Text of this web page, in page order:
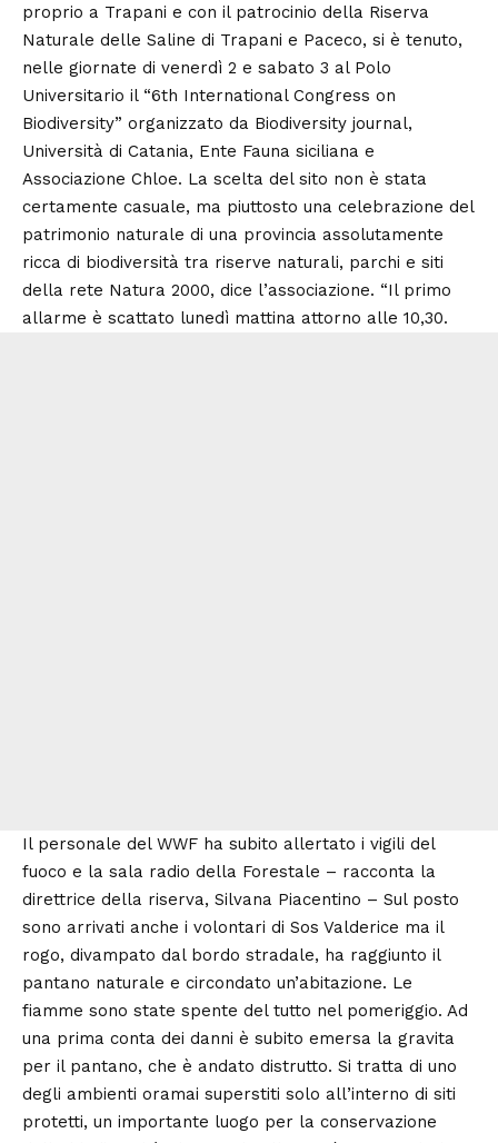
proprio a Trapani e con il patrocinio della Riserva
Naturale delle Saline di Trapani e Paceco, si è tenuto,
nelle giornate di venerdì 2 e sabato 3 al Polo
Universitario il “6th International Congress on
Biodiversity” organizzato da Biodiversity journal,
Università di Catania, Ente Fauna siciliana e
Associazione Chloe. La scelta del sito non è stata
certamente casuale, ma piuttosto una celebrazione del
patrimonio naturale di una provincia assolutamente
ricca di biodiversità tra riserve naturali, parchi e siti
della rete Natura 2000, dice l’associazione. “Il primo
allarme è scattato lunedì mattina attorno alle 10,30.
Il personale del WWF ha subito allertato i vigili del
fuoco e la sala radio della Forestale – racconta la
direttrice della riserva, Silvana Piacentino – Sul posto
sono arrivati anche i volontari di Sos Valderice ma il
rogo, divampato dal bordo stradale, ha raggiunto il
pantano naturale e circondato un’abitazione. Le
fiamme sono state spente del tutto nel pomeriggio. Ad
una prima conta dei danni è subito emersa la gravita
per il pantano, che è andato distrutto. Si tratta di uno
degli ambienti oramai superstiti solo all’interno di siti
protetti, un importante luogo per la conservazione